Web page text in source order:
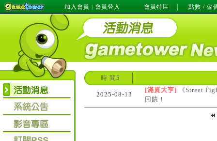
加入會員 | 會員登入 會員特區 點數 / 儲
時 間 5
2025-08-13
[滿貫大亨]
《Street
回饋！